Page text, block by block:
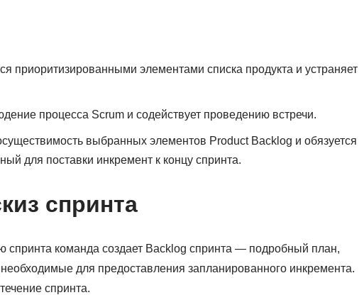
приоритизированными элементами списка продукта и устраняет
процесса Scrum и содействует проведению встречи.
выбранных элементов Product Backlog и обязуется
для поставки инкремент к концу спринта.
спринта
спринта команда создает Backlog спринта — подробный план,
для предоставления запланированного инкремента.
спринта.